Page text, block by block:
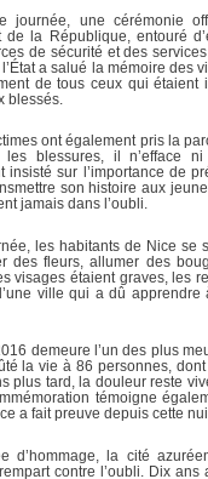
journée, une cérémonie
la République, entouré
de sécurité et des
a salué la mémoire des
de tous ceux qui étaient
blessés.
ont également pris la
les blessures, il n’efface
insisté sur l’importance de
son histoire aux
jamais dans l’oubli.
les habitants de Nice se
des fleurs, allumer des
visages étaient graves, les
ville qui a dû apprendre
demeure l’un des plus
la vie à 86 personnes,
plus tard, la douleur reste
témoigne
a fait preuve depuis cette
d’hommage, la cité
contre l’oubli. Dix ans